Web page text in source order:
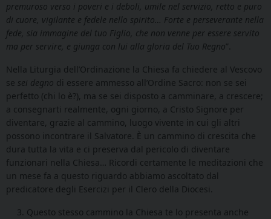
premuroso verso i poveri e i deboli, umile nel servizio, retto e puro
di cuore, vigilante e fedele nello spirito… Forte e perseverante nella
fede, sia immagine del tuo Figlio, che non venne per essere servito
ma per servire, e giunga con lui alla gloria del Tuo Regno”.
Nella Liturgia dell’Ordinazione la Chiesa fa chiedere al Vescovo
se sei degno di essere ammesso all’Ordine Sacro: non se sei
perfetto (chi lo è?), ma se sei disposto a camminare, a crescere;
a consegnarti realmente, ogni giorno, a Cristo Signore per
diventare, grazie al cammino, luogo vivente in cui gli altri
possono incontrare il Salvatore. È un cammino di crescita che
dura tutta la vita e ci preserva dal pericolo di diventare
funzionari nella Chiesa… Ricordi certamente le meditazioni che
un mese fa a questo riguardo abbiamo ascoltato dal
predicatore degli Esercizi per il Clero della Diocesi.
Questo stesso cammino la Chiesa te lo presenta anche